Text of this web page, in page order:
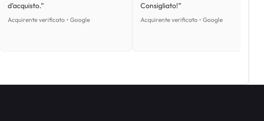
d’acquisto.”
Acquirente verificato • Google
Consigliato!”
Acquirente verificato • Google